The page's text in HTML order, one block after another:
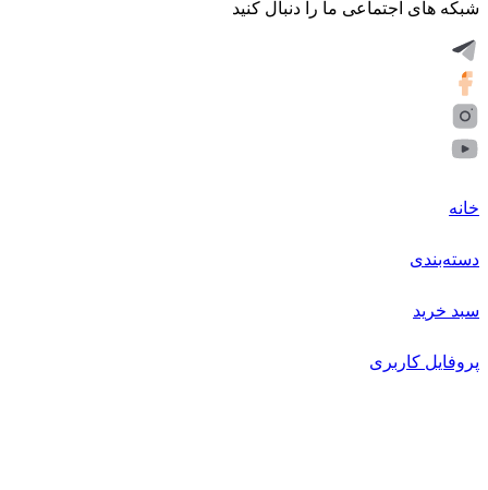
شبکه های اجتماعی ما را دنبال کنید
خانه
دسته‌بندی
سبد خرید
پروفایل کاربری